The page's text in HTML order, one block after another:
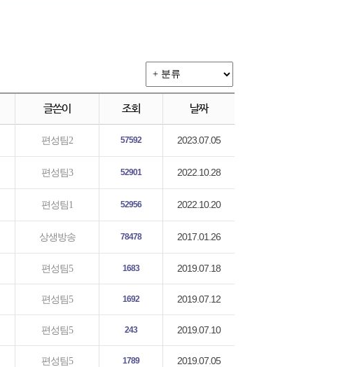
글쓴이 조회 날짜
편성팀2 57592 2023.07.05
편성팀3 52901 2022.10.28
편성팀1 52956 2022.10.20
상생방송 78478 2017.01.26
편성팀5 1683 2019.07.18
편성팀5 1692 2019.07.12
편성팀5 243 2019.07.10
편성팀5 1789 2019.07.05